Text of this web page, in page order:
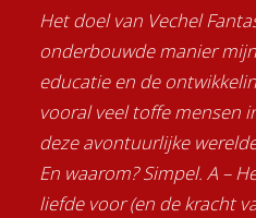
Het doel van Vechel
onderbouwde manier
educatie en de
vooral veel toffe mensen
deze avontuurlijke
En waarom? Simpel. A –
liefde voor (en de kracht